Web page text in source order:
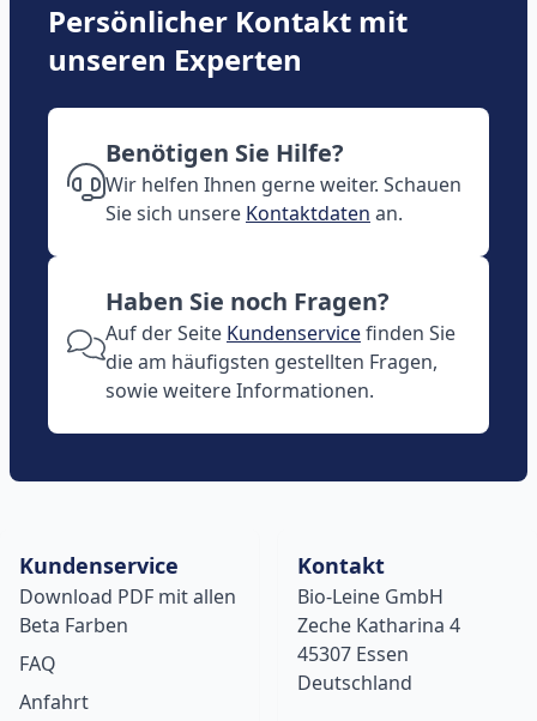
Persönlicher Kontakt mit
unseren Experten
Benötigen Sie Hilfe?
Wir helfen Ihnen gerne weiter. Schauen
Sie sich unsere Kontaktdaten an.
Haben Sie noch Fragen?
Auf der Seite Kundenservicefinden Sie
die am häufigsten gestellten Fragen,
sowie weitere Informationen.
Kundenservice
Download PDF mit allen
Beta Farben
FAQ
Anfahrt
Kontakt
Bio-Leine GmbH
Zeche Katharina 4
45307 Essen
Deutschland